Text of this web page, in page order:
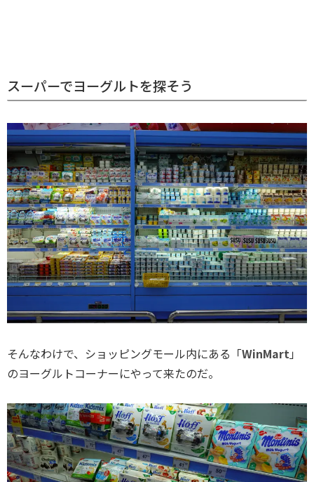
スーパーでヨーグルトを探そう
そんなわけで、ショッピングモール内にある「WinMart」
のヨーグルトコーナーにやって来たのだ。